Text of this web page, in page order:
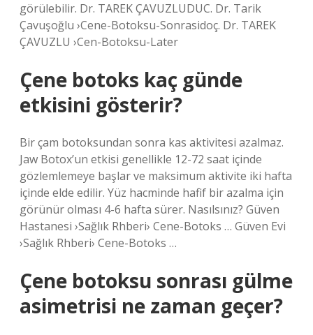
görülebilir. Dr. TAREK ÇAVUZLUDUC. Dr. Tarik
Çavuşoğlu ›Cene-Botoksu-Sonrasidoç. Dr. TAREK
ÇAVUZLU ›Cen-Botoksu-Later
Çene botoks kaç günde
etkisini gösterir?
Bir çam botoksundan sonra kas aktivitesi azalmaz.
Jaw Botox’un etkisi genellikle 12-72 saat içinde
gözlemlemeye başlar ve maksimum aktivite iki hafta
içinde elde edilir. Yüz hacminde hafif bir azalma için
görünür olması 4-6 hafta sürer. Nasılsınız? Güven
Hastanesi ›Sağlık Rhberi› Cene-Botoks … Güven Evi
›Sağlık Rhberi› Cene-Botoks …
Çene botoksu sonrası gülme
asimetrisi ne zaman geçer?